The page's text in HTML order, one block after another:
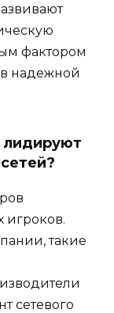
фактором
надежной
лидируют
игроков.
такие
сетевого